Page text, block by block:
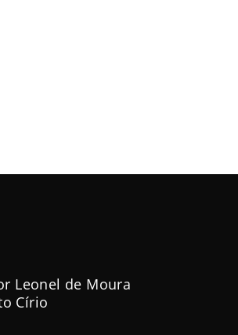
Leonel de Moura
Círio